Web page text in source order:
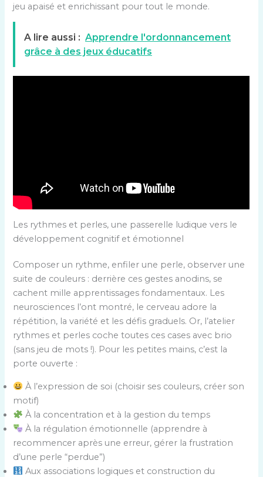
jeu apaisé et enrichissant pour tout le monde.
A lire aussi : Apprendre l'ordonnancement
grâce à des jeux éducatifs
Les rythmes et perles, une passerelle ludique vers le
développement cognitif et émotionnel
Composer un rythme, enfiler une perle, observer une
suite de couleurs : derrière ces gestes anodins, se
cachent mille apprentissages fondamentaux. Les
neurosciences l’ont montré, le cerveau adore la
répétition, la variété et les défis graduels. Or, l’atelier
rythmes et perles coche toutes ces cases avec brio
(sans jeu de mots !). Pour les petites mains, c’est la
porte ouverte :
À l’expression de soi (choisir ses couleurs, créer son
motif)
À la concentration et à la gestion du temps
À la régulation émotionnelle (apprendre à
recommencer après une erreur, gérer la frustration
d’une perle “perdue”)
Aux associations logiques et construction du